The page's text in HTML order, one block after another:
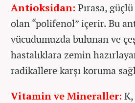
Antioksidan: Pırasa,
olan “polifenol” içerir. Bu
vücudumuzda bulunan ve
hastalıklara zemin
radikallere karşı koruma
Vitamin ve Mineraller: